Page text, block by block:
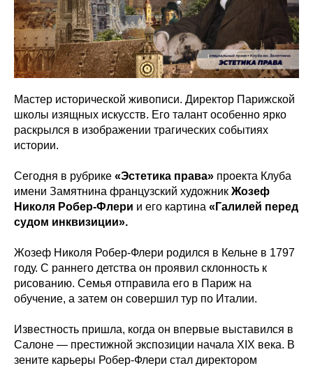
Мастер исторической живописи. Директор Парижской
школы изящных искусств. Его талант особенно ярко
раскрылся в изображении трагических событиях
истории.
Сегодня в рубрике «Эстетика права» проекта Клуба
имени Замятнина французский художник Жозеф
Николя Робер-Флери и его картина «Галилей перед
судом инквизиции».
Жозеф Николя Робер-Флери родился в Кельне в 1797
году. С раннего детства он проявил склонность к
рисованию. Семья отправила его в Париж на
обучение, а затем он совершил тур по Италии.
Известность пришла, когда он впервые выставился в
Салоне — престижной экспозиции начала XIX века. В
зените карьеры Робер-Флери стал директором